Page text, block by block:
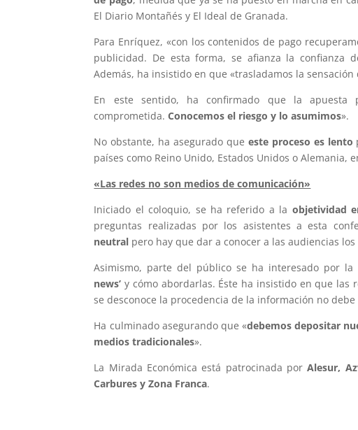
El Diario Montañés y El Ideal de Granada.
Para Enríquez, «con los contenidos de pago
publicidad. De esta forma, se afianza la confianza
Además, ha insistido en que «trasladamos la
En este sentido, ha confirmado que la
comprometida.Conocemos el riesgo y lo asumimos».
No obstante, ha asegurado que este proceso es lento
países como Reino Unido, Estados Unidos o Alemania,
«Las redes no son medios de comunicación»
Iniciado el coloquio, se ha referido a la objetividad
preguntas realizadas por los asistentes a esta
neutral pero hay que dar a conocer a las audiencias
Asimismo, parte del público se ha interesado por
news’ y cómo abordarlas. Éste ha insistido en que las
se desconoce la procedencia de la información no
Ha culminado asegurando que «debemos depositar
medios tradicionales».
La Mirada Económica está patrocinada porAlesur,
Carbures y Zona Franca.